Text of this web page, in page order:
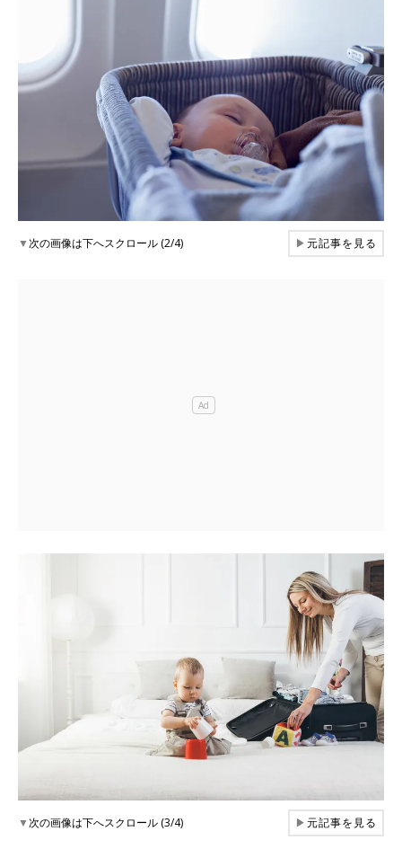
▼次の画像は下へスクロール (2/4) ▶元記事を見る
▼次の画像は下へスクロール (3/4) ▶元記事を見る